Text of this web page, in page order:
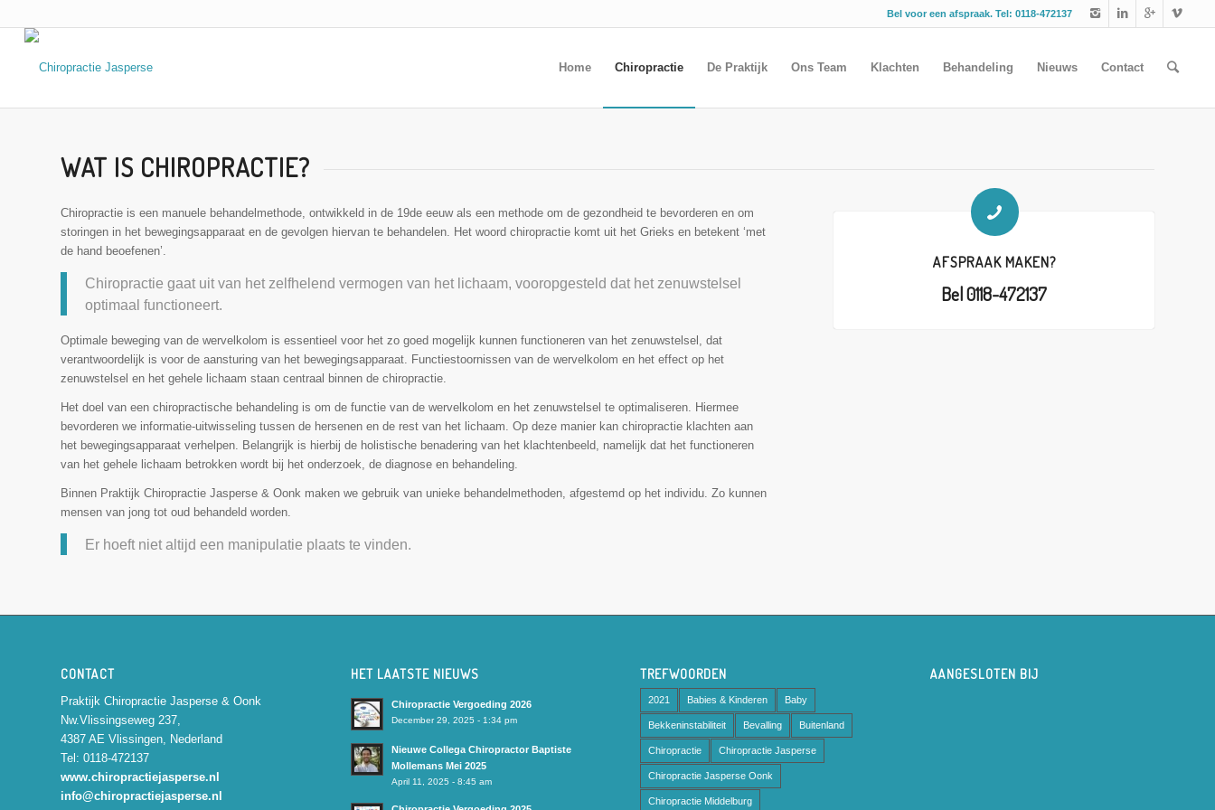
Bel voor een afspraak. Tel: 0118-472137
Home Chiropractie De Praktijk Ons Team Klachten Behandeling Nieuws Contact
WAT IS CHIROPRACTIE?
Chiropractie is een manuele behandel­­methode, ontwikkeld in de 19de eeuw als een methode om de gezondheid te bevorderen en om
storingen in het bewegings­apparaat en de gevolgen hiervan te behandelen. Het woord chiropractie komt uit het Grieks en betekent ‘met
de hand beoefenen’.
Chiropractie gaat uit van het zelfhelend vermogen van het lichaam, vooropgesteld dat het zenuwstelsel
optimaal functioneert.
Optimale beweging van de wervelkolom is essentieel voor het zo goed mogelijk kunnen functioneren van het zenuwstelsel, dat
verantwoordelijk is voor de aansturing van het bewegings­apparaat. Functie­stoornissen van de wervel­kolom en het effect op het
zenuwstelsel en het gehele lichaam staan centraal binnen de chiropractie.
Het doel van een chiropractische behandeling is om de functie van de wervel­kolom en het zenuw­stelsel te optimaliseren. Hiermee
bevorderen we informatie-uitwisseling tussen de hersenen en de rest van het lichaam. Op deze manier kan chiropractie klachten aan
het bewegingsapparaat verhelpen. Belangrijk is hierbij de holistische benadering van het klachtenbeeld, namelijk dat het functioneren
van het gehele lichaam betrokken wordt bij het onderzoek, de diagnose en behandeling.
Binnen Praktijk Chiropractie Jasperse & Oonk maken we gebruik van unieke behandelmethoden, afgestemd op het individu. Zo kunnen
mensen van jong tot oud behandeld worden.
Er hoeft niet altijd een manipulatie plaats te vinden.
AFSPRAAK MAKEN?
Bel0118-472137
CONTACT
Praktijk Chiropractie Jasperse & Oonk
Nw.Vlissingseweg 237,
4387 AE Vlissingen, Nederland
Tel: 0118-472137
www.chiropractiejasperse.nl
info@chiropractiejasperse.nl
HET LAATSTE NIEUWS
Chiropractie Vergoeding 2026
December 29, 2025 - 1:34 pm
Nieuwe Collega Chiropractor Baptiste
Mollemans Mei 2025
April 11, 2025 - 8:45 am
TREFWOORDEN
2021 Babies & Kinderen Baby
Bekkeninstabiliteit Bevalling Buitenland
Chiropractie Chiropractie Jasperse
Chiropractie Jasperse Oonk
Chiropractie Middelburg
AANGESLOTEN BIJ